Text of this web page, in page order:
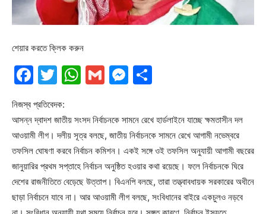
শেয়ার করতে ক্লিক করুন
Facebook
Twitter
WhatsApp
GmailMessenger
নিজস্ব প্রতিবেদক:
আসন্ন দ্বাদশ জাতীয় সংসদ নির্বাচনকে সামনে রেখে হার্ডলাইনে যাচ্ছে ক্ষমতাসীন দল
আওয়ামী লীগ। দলীয় সূত্র বলছে, জাতীয় নির্বাচনকে সামনে রেখে আগামী নভেম্বরে
তফসিল ঘোষণা করবে নির্বাচন কমিশন। একই সঙ্গে ওই তফসিল অনুযায়ী আগামী বছরের
জানুয়ারির প্রথম সপ্তাহে নির্বাচন অনুষ্ঠিত হওয়ার কথা রয়েছে। ফলে নির্বাচনকে ঘিরে
দেশের রাজনীতিতে বেড়েছে উত্তাপ। বিএনপি বলছে, তারা তত্ত্বাবধায়ক সরকারের অধীনে
ছাড়া নির্বাচনে যাবে না। আর আওয়ামী লীগ বলছে, সংবিধানের বাইরে একচুলও নড়বে